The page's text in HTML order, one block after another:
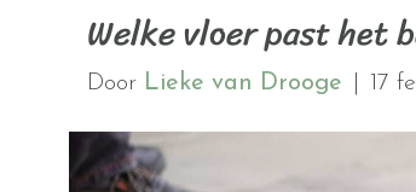
Welke vloer past het
Door Lieke van Drooge 17